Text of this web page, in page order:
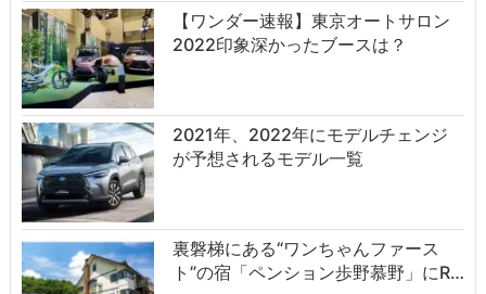
【ワンダー速報】東京オートサロン
2022印象深かったブースは？
2021年、2022年にモデルチェンジ
が予想されるモデル一覧
裏磐梯にある“ワンちゃんファース
ト”の宿「ペンション歩野慕野」にR…